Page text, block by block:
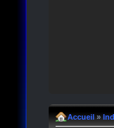
Accueil »